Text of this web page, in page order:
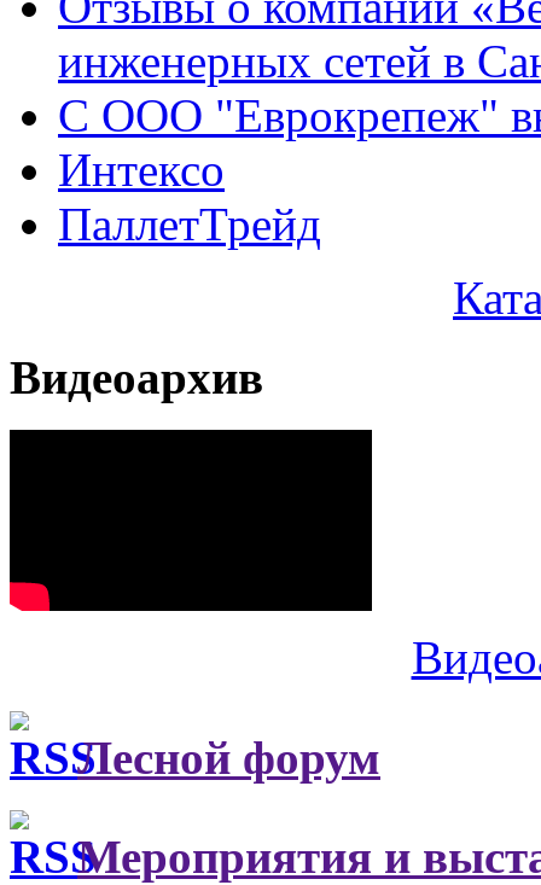
инженерных сетей в
С ООО "Еврокрепеж"
Интексо
ПаллетТрейд
Видеоархив
Лесной форум
Мероприятия и